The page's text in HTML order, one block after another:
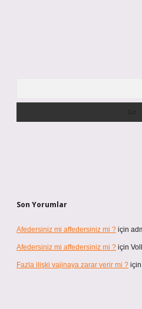
Son Yorumlar
Afedersiniz mi affedersiniz mi ? için
Afedersiniz mi affedersiniz mi ? için
Fazla ilişki vajinaya zarar verir mi ? için